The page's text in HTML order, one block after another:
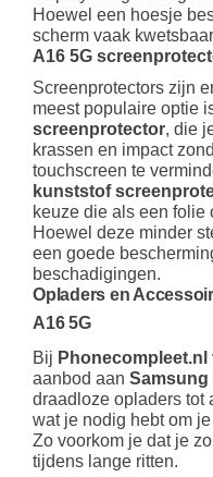
Hoewel een hoesje
scherm vaak
A16 5G
Screenprotectors zijn
meest populaire optie
screenprotector, die
krassen en impact
touchscreen te
kunststof
keuze die als een folie
Hoewel deze minder
een goede
beschadigingen.
Opladers en
A16 5G
Bij Phonecompleet.nl
aanbod aan Samsung
draadloze opladers tot
wat je nodig hebt om
Zo voorkom je dat je
tijdens lange ritten.